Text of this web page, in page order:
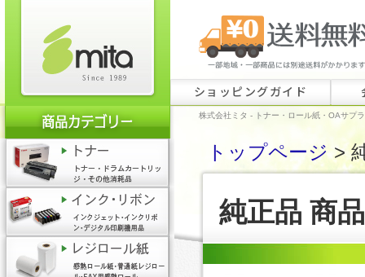
ショッピングガイド
株式会社ミタ - トナー・ロール紙・OAサプ
トップページ>
純正品 商